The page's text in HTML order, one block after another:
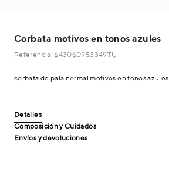
Corbata motivos en tonos azules
Referencia: 643060953349TU
corbata de pala normal motivos en tonos azules
Detalles
Composición y Cuidados
Envíos y devoluciones